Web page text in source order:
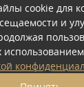
МАГАЗИН
cookie для
и